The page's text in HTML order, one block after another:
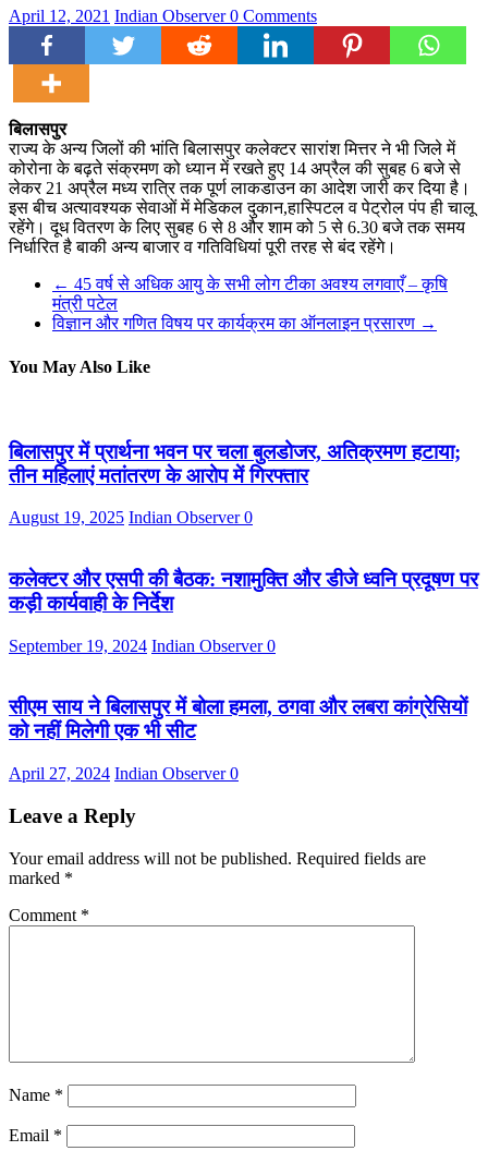
April 12, 2021 Indian Observer0 Comments
बिलासपुर
राज्य के अन्य जिलों की भांति बिलासपुर कलेक्टर सारांश मित्तर ने भी जिले में
कोरोना के बढ़ते संक्रमण को ध्यान में रखते हुए 14 अप्रैल की सुबह 6 बजे से
लेकर 21 अप्रैल मध्य रात्रि तक पूर्ण लाकडाउन का आदेश जारी कर दिया है।
इस बीच अत्यावश्यक सेवाओं में मेडिकल दुकान,हास्पिटल व पेट्रोल पंप ही चालू
रहेंगे। दूध वितरण के लिए सुबह 6 से 8 और शाम को 5 से 6.30 बजे तक समय
निर्धारित है बाकी अन्य बाजार व गतिविधियां पूरी तरह से बंद रहेंगे।
← 45 वर्ष से अधिक आयु के सभी लोग टीका अवश्य लगवाएँ – कृषि
मंत्री पटेल
विज्ञान और गणित विषय पर कार्यक्रम का ऑनलाइन प्रसारण →
You May Also Like
बिलासपुर में प्रार्थना भवन पर चला बुलडोजर, अतिक्रमण हटाया;
तीन महिलाएं मतांतरण के आरोप में गिरफ्तार
August 19, 2025 Indian Observer0
कलेक्टर और एसपी की बैठक: नशामुक्ति और डीजे ध्वनि प्रदूषण पर
कड़ी कार्यवाही के निर्देश
September 19, 2024 Indian Observer0
सीएम साय ने बिलासपुर में बोला हमला, ठगवा और लबरा कांग्रेसियों
को नहीं मिलेगी एक भी सीट
April 27, 2024 Indian Observer0
Leave a Reply
Your email address will not be published. Required fields are
marked *
Comment *
Name *
Email *